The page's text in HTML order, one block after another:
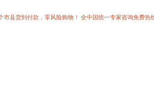
市县货到付款，零风险购物！ 全中国统一专家咨询免费热